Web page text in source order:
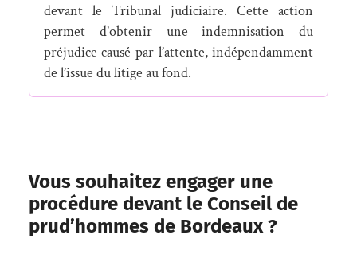
devant le Tribunal judiciaire. Cette action
permet d’obtenir une indemnisation du
préjudice causé par l’attente, indépendamment
de l’issue du litige au fond.
Vous souhaitez engager une
procédure devant le Conseil de
prud’hommes de Bordeaux ?